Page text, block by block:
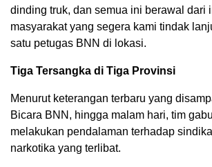
dinding truk, dan semua ini berawal dari
masyarakat yang segera kami tindak
satu petugas BNN di lokasi.
Tiga Tersangka di Tiga Provinsi
Menurut keterangan terbaru yang
Bicara BNN, hingga malam hari, tim
melakukan pendalaman terhadap
narkotika yang terlibat.